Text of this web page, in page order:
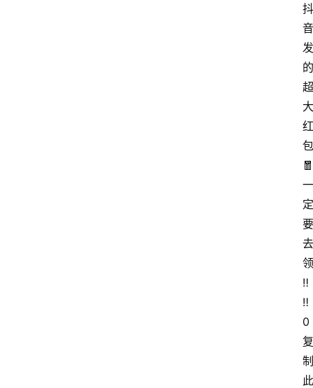
抖
音
发
的
超
大
红
包
🧧
一
定
要
去
领
‼
‼
0
复
制
此